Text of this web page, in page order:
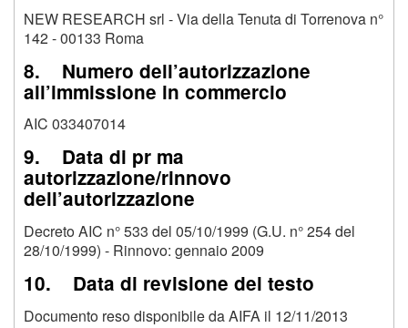
NEW RESEARCH srl - Via della Tenuta di Torrenova n°
142 - 00133 Roma
8. Numero dell’autorizzazione
all’immissione in commercio
AIC 033407014
9. Data di pr ma
autorizzazione/rinnovo
dell’autorizzazione
Decreto AIC n° 533 del 05/10/1999 (G.U. n° 254 del
28/10/1999) - Rinnovo: gennaio 2009
10. Data di revisione del testo
Documento reso disponibile da AIFA il 12/11/2013